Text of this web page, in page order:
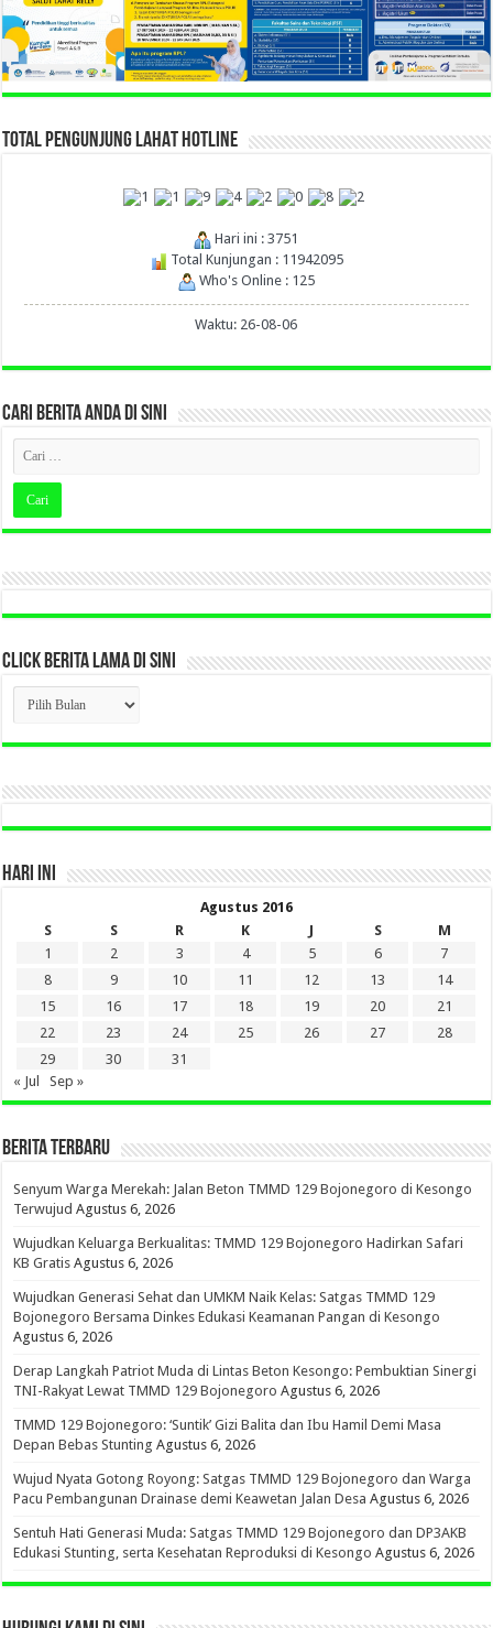
TOTAL PENGUNJUNG LAHAT HOTLINE
Hari ini : 3751
Total Kunjungan : 11942095
Who's Online : 125
Waktu: 26-08-06
CARI BERITA ANDA DI SINI
CLICK BERITA LAMA DI SINI
CLICK
BERITA
LAMA
DI
HARI INI
Agustus 2016
S
S R K J S
M
1
2 3 4 5 6
7
8
9 10 11 12 13
14
15
16 17 18 19 20
21
22
23 24 25 26 27
28
29
30
31
« Jul
Sep »
BERITA TERBARU
Senyum Warga Merekah: Jalan Beton TMMD 129 Bojonegoro di Kesongo
Terwujud Agustus 6, 2026
Wujudkan Keluarga Berkualitas: TMMD 129 Bojonegoro Hadirkan Safari
KB Gratis Agustus 6, 2026
Wujudkan Generasi Sehat dan UMKM Naik Kelas: Satgas TMMD 129
Bojonegoro Bersama Dinkes Edukasi Keamanan Pangan di Kesongo
Agustus 6, 2026
Derap Langkah Patriot Muda di Lintas Beton Kesongo: Pembuktian Sinergi
TNI-Rakyat Lewat TMMD 129 Bojonegoro Agustus 6, 2026
TMMD 129 Bojonegoro: ‘Suntik’ Gizi Balita dan Ibu Hamil Demi Masa
Depan Bebas Stunting Agustus 6, 2026
Wujud Nyata Gotong Royong: Satgas TMMD 129 Bojonegoro dan Warga
Pacu Pembangunan Drainase demi Keawetan Jalan Desa Agustus 6, 2026
Sentuh Hati Generasi Muda: Satgas TMMD 129 Bojonegoro dan DP3AKB
Edukasi Stunting, serta Kesehatan Reproduksi di Kesongo Agustus 6, 2026